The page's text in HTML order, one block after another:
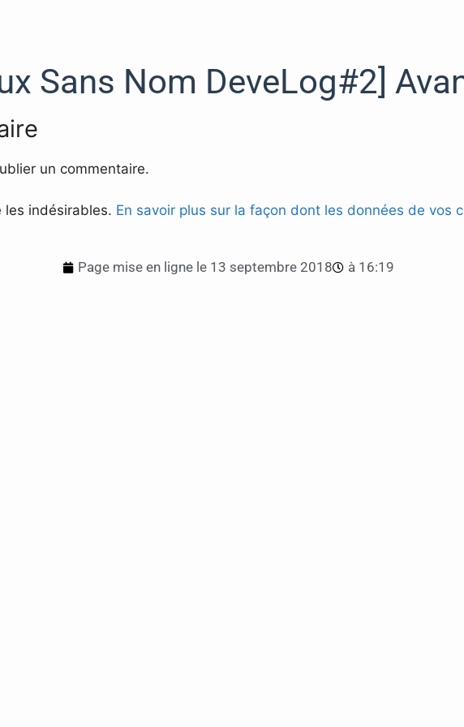
Sans Nom DeveLog#2]
un commentaire.
les indésirables. En savoir plus sur la façon dont les données de vos
Page mise en ligne le 13 septembre 2018 à 16:19